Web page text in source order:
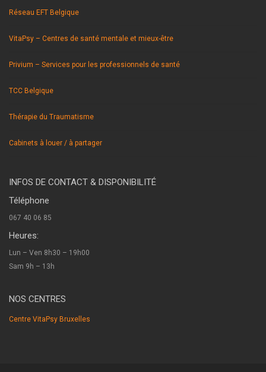
Réseau EFT Belgique
VitaPsy – Centres de santé mentale et mieux-être
Privium – Services pour les professionnels de santé
TCC Belgique
Thérapie du Traumatisme
Cabinets à louer / à partager
INFOS DE CONTACT & DISPONIBILITÉ
Téléphone
067 40 06 85
Heures:
Lun – Ven 8h30 – 19h00
Sam 9h – 13h
NOS CENTRES
Centre VitaPsy Bruxelles